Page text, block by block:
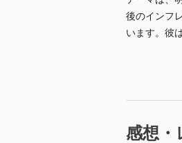
後のインフ
います。彼
感想・